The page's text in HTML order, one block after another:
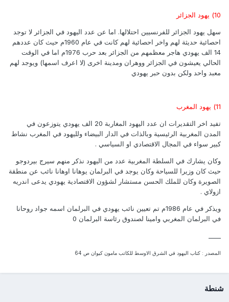
10) يهود الجزائر
سهل يهود الجزائر للفرنسيين احتلالها. اما عن عدد اليهود في الجزائر لا توجد
احصائية حديثة لهم واخر احصائية لهم كانت في عام 1960م حيث كان عددهم
14 الف يهودي هاجر معظمهم من الجزائر بعد حرب 1976م اما في الوقت
الحالي يعيشون في الجزائر ووهران ومدينة اخرى (لا اعرف اسمها) ويوجد لهم
معبد واحد ولكن بدون حبر يهودي
11) يهود المغرب
تفيد اخر التقديرات ان عدد اليهود المغاربة 20 الف يهودي يتوزعون في
المدن المغربية الرئيسية وبالذات في الدار البيضاء ولليهود في المغرب نشاط
كبير سواء في المجال الاقتصادي او السياسي .
وكان يشارك في السلطة المغربية عدد من اليهود نذكر منهم سيرج بيردوجو
حيث كان وزيرا للسياحة وكان يوجد في البرلمان يوهانا اوهانا نائب عن منطقة
الصويرة وكان للملك الحسن مستشار لشؤون الاقتصادية يهودي يدعى اندريه
ازولاي .
ويذكر في عام 1986م تم تعيين نائب يهودي في البرلمان اسمه جواد روحانا
في البرلمان المغربي وامينا لصندوق رئاسة البرلمان 0
المصدر : كتاب اليهود في الشرق الاوسط للكاتب مامون كيوان ص 64
شنطة